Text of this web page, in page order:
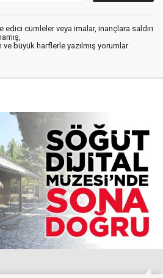
edici cümleler veya imalar, inançlara saldırı
büyük harflerle yazılmış yorumlar